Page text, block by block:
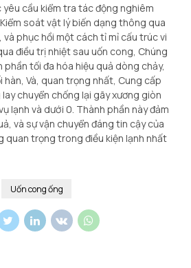
cầu kiểm tra tác động nghiêm
soát vật lý biến dạng thông qua
phục hồi một cách tỉ mỉ cấu trúc vi
điều trị nhiệt sau uốn cong, Chúng
tối đa hóa hiệu quả dòng chảy,
hàn, Và, quan trọng nhất, Cung cấp
chuyển chống lại gãy xương giòn
lạnh và dưới 0. Thành phần này đảm
và sự vận chuyển đáng tin cậy của
quan trọng trong điều kiện lạnh nhất
Uốn cong ống